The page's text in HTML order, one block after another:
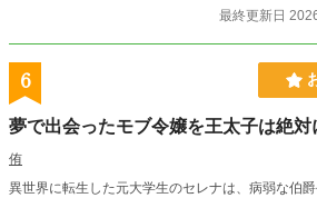
最終更新日
6
夢で出会ったモブ令嬢を王太子は絶対
侑
異世界に転生した元大学生のセレナは、病弱な伯